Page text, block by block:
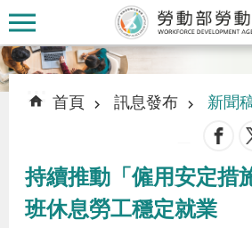
跳到主要內容區塊
認
識
:::
::: 首頁 訊息發布 新聞
持續推動「僱用安定措
班休息勞工穩定就業